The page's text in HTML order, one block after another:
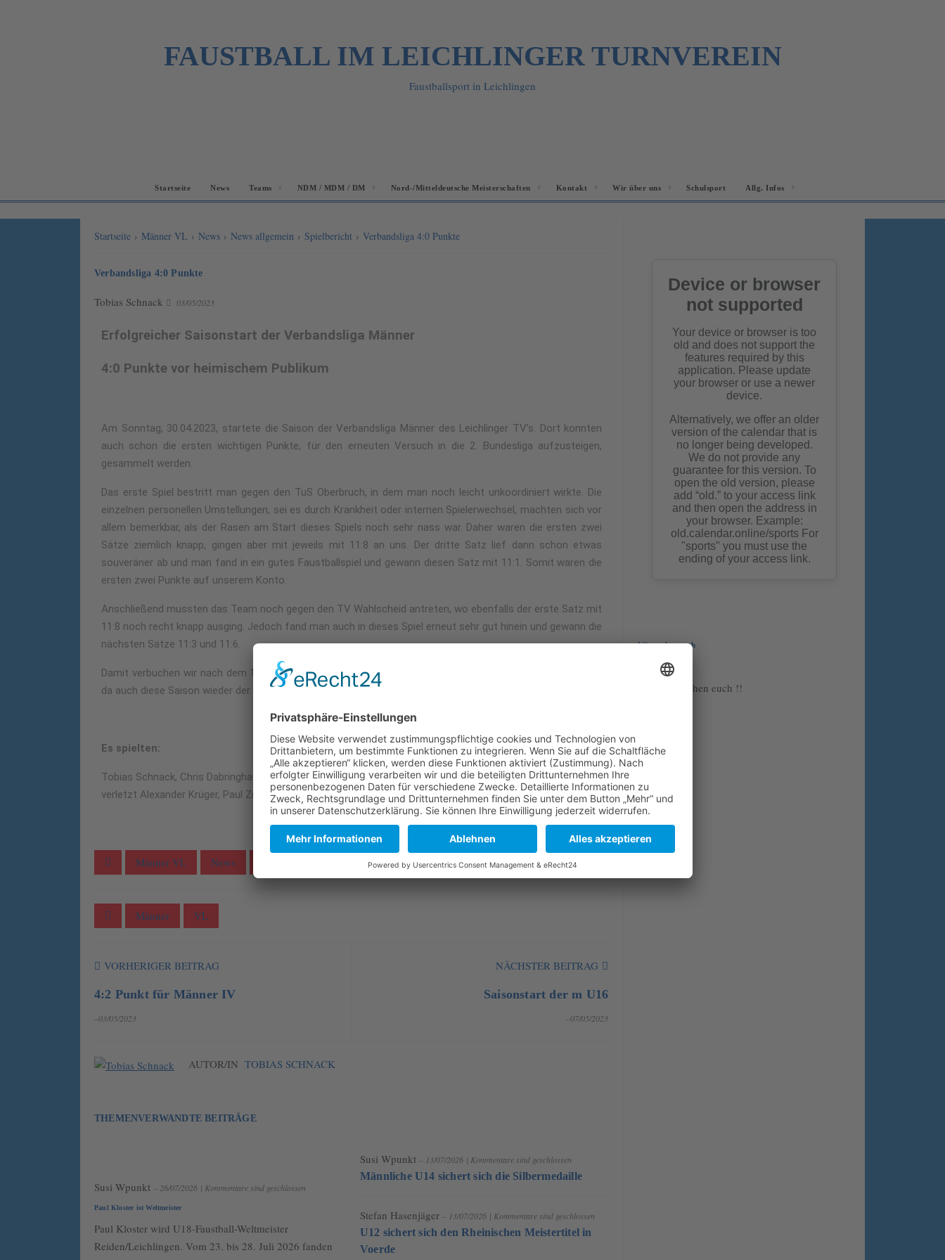
FAUSTBALL IM LEICHLINGER TURNVEREIN
Faustballsport in Leichlingen
Startseite News Teams NDM / MDM / DM Nord-/Mitteldeutsche Meisterschaften Kontakt Wir über uns Schulsport Allg. Infos
Startseite › Männer VL › News › News allgemein › Spielbericht › Verbandsliga 4:0 Punkte
Verbandsliga 4:0 Punkte
Tobias Schnack 03/05/2023
Erfolgreicher Saisonstart der Verbandsliga Männer
4:0 Punkte vor heimischem Publikum
Am Sonntag, 30.04.2023, startete die Saison der Verbandsliga Männer des Leichlinger TV’s. Dort konnten
auch schon die ersten wichtigen Punkte, für den erneuten Versuch in die 2. Bundesliga aufzusteigen,
gesammelt werden.
Das erste Spiel bestritt man gegen den TuS Oberbruch, in dem man noch leicht unkoordiniert wirkte. Die
einzelnen personellen Umstellungen, sei es durch Krankheit oder internen Spielerwechsel, machten sich vor
allem bemerkbar, als der Rasen am Start dieses Spiels noch sehr nass war. Daher waren die ersten zwei
Sätze ziemlich knapp, gingen aber mit jeweils mit 11:8 an uns. Der dritte Satz lief dann schon etwas
souveräner ab und man fand in ein gutes Faustballspiel und gewann diesen Satz mit 11:1. Somit waren die
ersten zwei Punkte auf unserem Konto.
Anschließend mussten das Team noch gegen den TV Wahlscheid antreten, wo ebenfalls der erste Satz mit
11:8 noch recht knapp ausging. Jedoch fand man auch in dieses Spiel erneut sehr gut hinein und gewann die
nächsten Sätze 11:3 und 11:6.
Damit verbuchen wir nach dem 1. Spieltag direkt vier Punkte auf unserem Konto, welche sehr wichtig sind,
da auch diese Saison wieder der Aufstieg in die 2. Bundesliga wieder das gesteckte Saisonziel ist!
Es spielten:
Tobias Schnack, Chris Dabringhaus, Alexander Mager, Maurice Zabka, Timo Tiemesmann, Christian Weber,
verletzt Alexander Krüger, Paul Zieglschmid
Männer VL News Spielbericht
Männer VL
VORHERIGER BEITRAG
4:2 Punkt für Männer IV
–03/05/2023
NÄCHSTER BEITRAG
Saisonstart der m U16
–07/05/2023
AUTOR/IN TOBIAS SCHNACK
THEMENVERWANDTE BEITRÄGE
Susi Wpunkt – 26/07/2026 | Kommentare sind geschlossen
Paul Kloster ist Weltmeister
Paul Kloster wird U18-Faustball-Weltmeister
Reiden/Leichlingen. Vom 23. bis 28. Juli 2026 fanden
Susi Wpunkt – 13/07/2026 | Kommentare sind geschlossen
Männliche U14 sichert sich die Silbermedaille
Stefan Hasenjäger – 13/07/2026 | Kommentare sind geschlossen
U12 sichert sich den Rheinischen Meistertitel in
Voerde
Wir suchen euch